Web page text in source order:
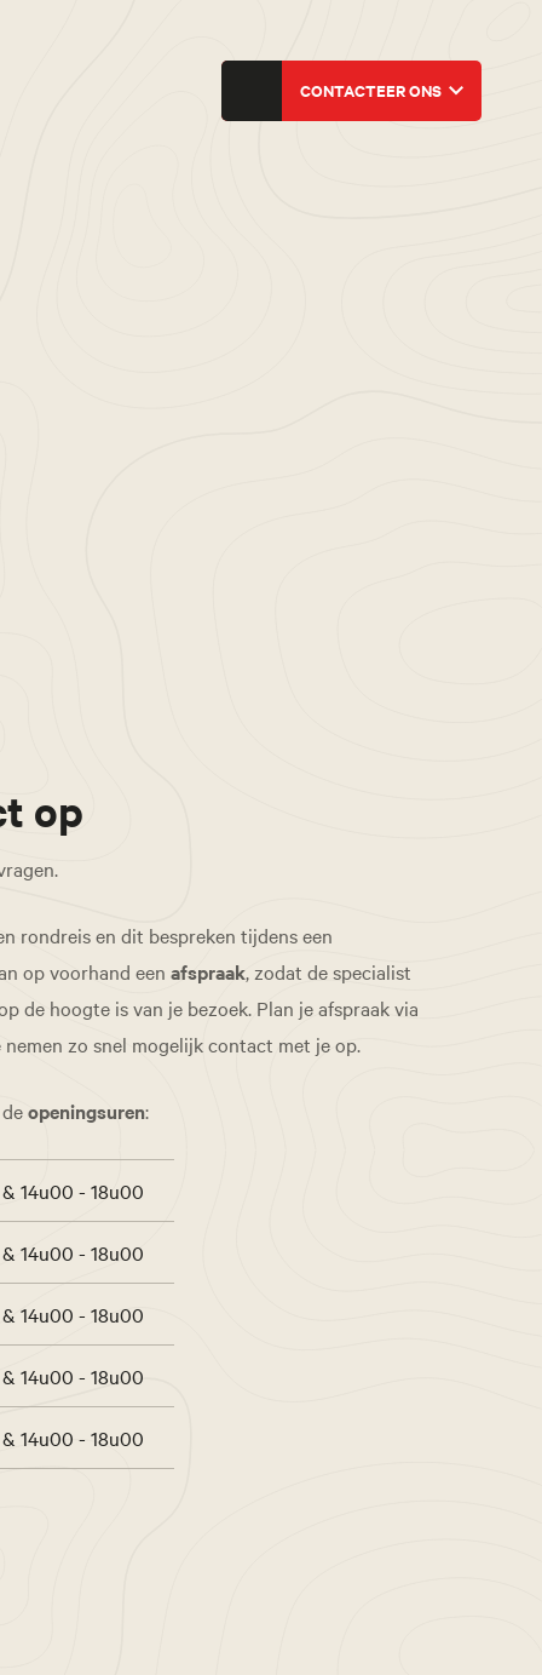
CONTACTEER ONS
op
rondreis en dit bespreken tijdens een
op voorhand een afspraak, zodat de specialist
de hoogte is van je bezoek. Plan je afspraak via
zo snel mogelijk contact met je op.
openingsuren:
14u00 - 18u00
14u00 - 18u00
14u00 - 18u00
14u00 - 18u00
14u00 - 18u00